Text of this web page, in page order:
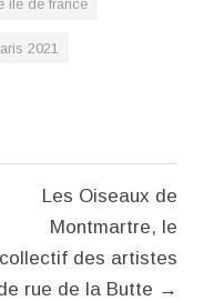
île de france
2021
Les Oiseaux de
Montmartre, le
collectif des artistes
rue de la Butte →